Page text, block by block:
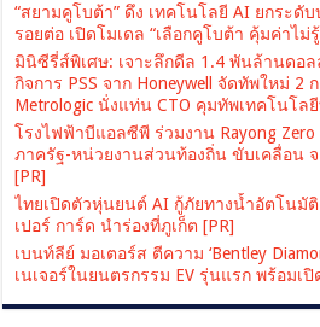
“สยามคูโบต้า” ดึง เทคโนโลยี AI ยกระดั
รอยต่อ เปิดโมเดล “เลือกคูโบต้า คุ้มค่าไม่รู้
มินิซีรี่ส์พิเศษ: เจาะลึกดีล 1.4 พันล้านดอ
กิจการ PSS จาก Honeywell จัดทัพใหม่
Metrologic นั่งแท่น CTO คุมทัพเทคโนโล
โรงไฟฟ้าบีแอลซีพี ร่วมงาน Rayong Zero
ภาครัฐ-หน่วยงานส่วนท้องถิ่น ขับเคลื่อน จ
[PR]
ไทยเปิดตัวหุ่นยนต์ AI กู้ภัยทางน้ำอัตโนมัติ
เปอร์ การ์ด นำร่องที่ภูเก็ต [PR]
เบนท์ลีย์ มอเตอร์ส ตีความ ‘Bentley
เนเจอร์ในยนตรกรรม EV รุ่นแรก พร้อมเ